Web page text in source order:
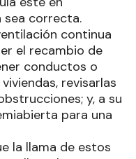
sea correcta.
continua
el recambio de
conductos o
revisarlas
y, a su
para una
la llama de estos